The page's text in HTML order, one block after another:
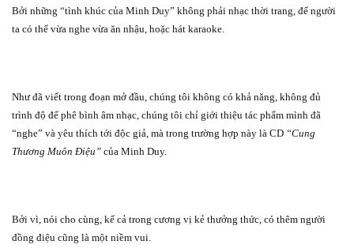
Bởi những “tình khúc của Minh Duy” không phải nhạc thời trang, để người
ta có thể vừa nghe vừa ăn nhậu, hoặc hát karaoke.
Như đã viết trong đoạn mở đầu, chúng tôi không có khả năng, không đủ
trình độ để phê bình âm nhạc, chúng tôi chỉ giới thiệu tác phẩm mình đã
“nghe” và yêu thích tới độc giả, mà trong trường hợp này là CD “Cung
Thương Muôn Điệu” của Minh Duy.
Bởi vì, nói cho cùng, kể cả trong cương vị kẻ thưởng thức, có thêm người
đồng điệu cũng là một niềm vui.